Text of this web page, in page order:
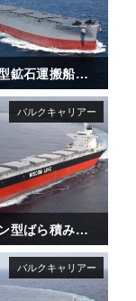
25万トン型鉱石運搬船「CAPE HAYATOMO」
8万2千トン型ばら積み運搬船「SAKIZAYA JUSTICE」